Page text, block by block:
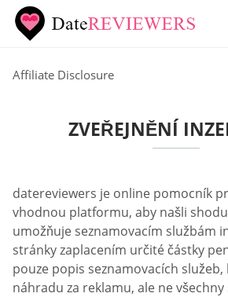
Affiliate Disclosure
ZVEŘEJNĚNÍ
datereviewers je online pomocník
vhodnou platformu, aby našli
umožňuje seznamovacím službám
stránky zaplacením určité částky
pouze popis seznamovacích
náhradu za reklamu, ale ne